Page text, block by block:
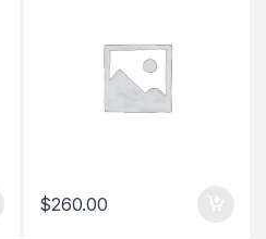
$260.00